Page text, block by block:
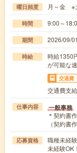
曜日頻度 月～金 ※
時間 9:00～
期間 2026/09/
時給
時給1350
が可能な
交通費
交通費支
仕事内容 一般事務
＊契約書
（契約書
応募資格
職種未経
未経験